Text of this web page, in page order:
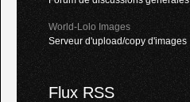
World-Lolo Images
Serveur d'upload/copy d'images
Flux RSS